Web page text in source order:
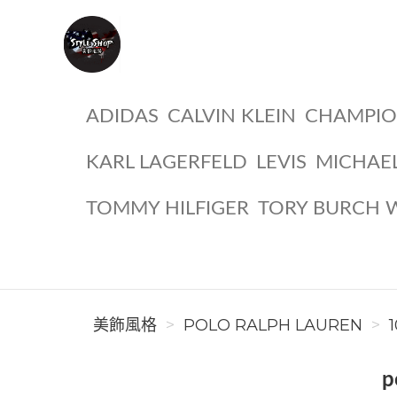
ADIDAS CALVIN KLEIN
KARL LAGERFELD LEVIS
TOMMY HILFIGER TORY BURCH
美飾風格 POLO RALPH LAUREN